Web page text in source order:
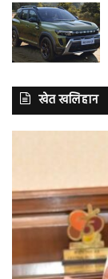
खेत खलिहान